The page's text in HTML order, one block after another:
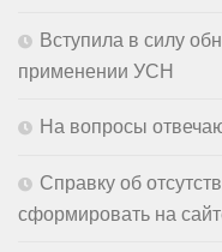
Вступила в силу
применении УСН
На вопросы
Справку об
сформировать на